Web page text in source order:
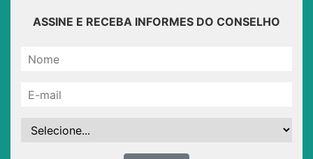
ASSINE E RECEBA INFORMES DO CONSELHO